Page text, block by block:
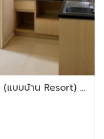
ทาวน์โฮมให้เช่า หมู่บ้าน time home (แบบบ้าน Resort) อ่อนนุช 40